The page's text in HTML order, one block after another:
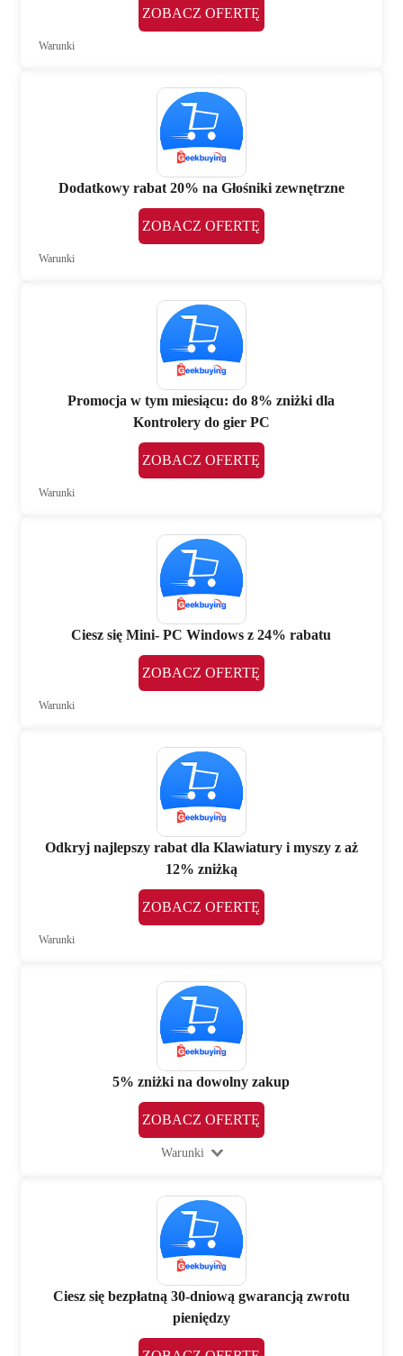
ZOBACZ OFERTĘ
Warunki
Dodatkowy rabat 20% na Głośniki zewnętrzne
ZOBACZ OFERTĘ
Warunki
Promocja w tym miesiącu: do 8% zniżki dla
Kontrolery do gier PC
ZOBACZ OFERTĘ
Warunki
Ciesz się Mini- PC Windows z 24% rabatu
ZOBACZ OFERTĘ
Warunki
Odkryj najlepszy rabat dla Klawiatury i myszy z aż
12% zniżką
ZOBACZ OFERTĘ
Warunki
5% zniżki na dowolny zakup
ZOBACZ OFERTĘ
Warunki
Ciesz się bezpłatną 30-dniową gwarancją zwrotu
pieniędzy